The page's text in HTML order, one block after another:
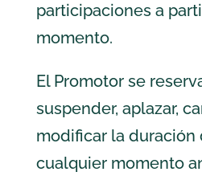
participaciones a
momento.
El Promotor se
suspender, aplazar,
modificar la duración
cualquier momento